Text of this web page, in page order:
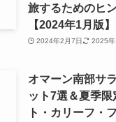
旅するためのヒ
【2024年1月版】
2024年2月7日 2025年
オマーン南部サ
ット7選＆夏季
ト・カリーフ・